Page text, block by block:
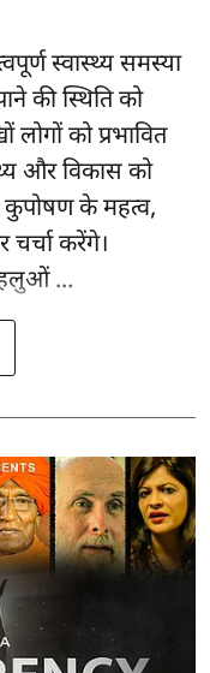
स्वास्थ्य समस्या
की स्थिति को
लोगों को प्रभावित
और विकास को
कुपोषण के महत्व,
करेंगे।
...